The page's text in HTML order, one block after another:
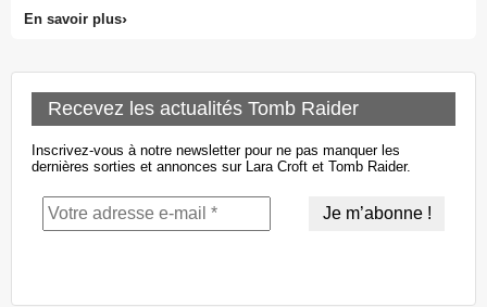
En savoir plus
Recevez les actualités Tomb Raider
Inscrivez-vous à notre newsletter pour ne pas manquer les
dernières sorties et annonces sur Lara Croft et Tomb Raider.